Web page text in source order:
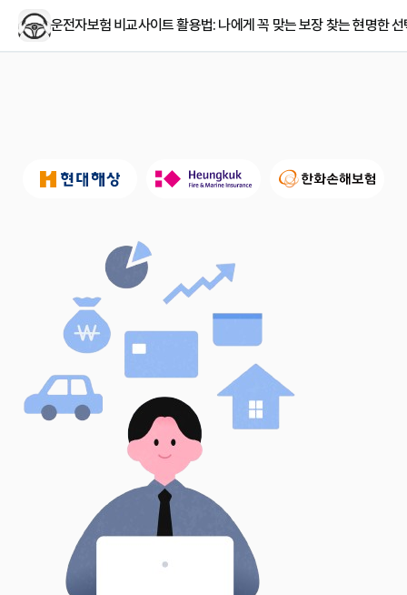
운전자보험 비교사이트 활용법: 나에게 꼭 맞는 보장 찾는 현명한